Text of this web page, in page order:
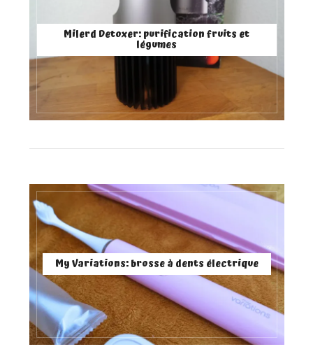
Milerd Detoxer: purification fruits et
légumes
My Variations: brosse à dents électrique